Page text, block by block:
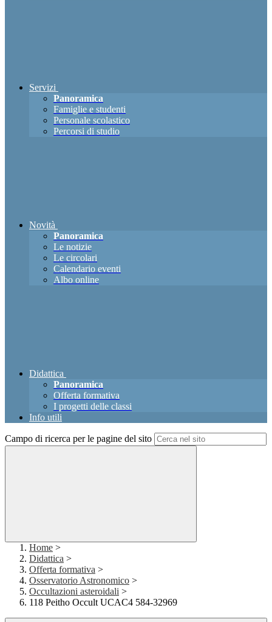
Servizi
Panoramica
Famiglie e studenti
Personale scolastico
Percorsi di studio
Novità
Panoramica
Le notizie
Le circolari
Calendario eventi
Albo online
Didattica
Panoramica
Offerta formativa
I progetti delle classi
Info utili
Campo di ricerca per le pagine del sito
Home >
Didattica >
Offerta formativa >
Osservatorio Astronomico >
Occultazioni asteroidali >
118 Peitho Occult UCAC4 584-32969